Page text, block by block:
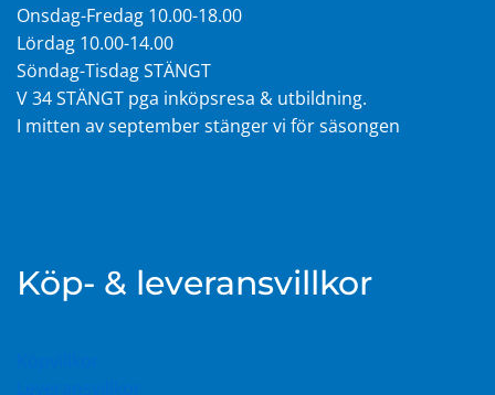
Onsdag-Fredag 10.00-18.00
Lördag 10.00-14.00
Söndag-Tisdag STÄNGT
V 34 STÄNGT pga inköpsresa & utbildning.
I mitten av september stänger vi för säsongen
Köp- & leveransvillkor